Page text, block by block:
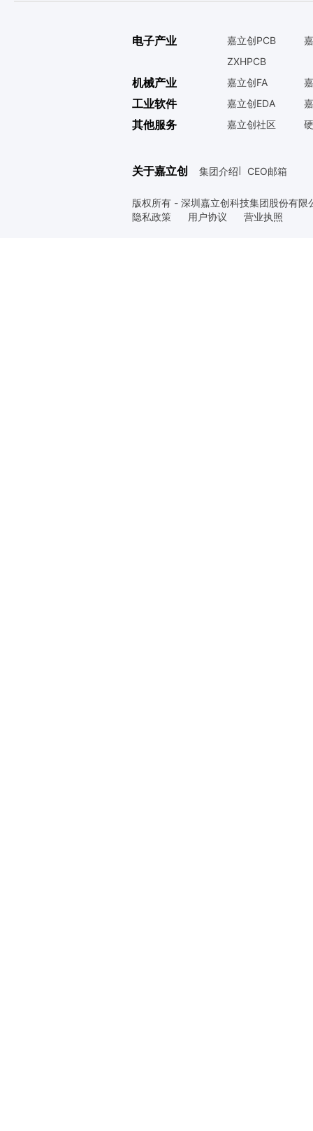
电子产业 嘉立创PCB
ZXHPCB
机械产业 嘉立创FA
工业软件 嘉立创EDA
其他服务 嘉立创社区
关于嘉立创 集团介绍 CEO邮箱
版权所有 - 深圳嘉立创科技集团股份有限
隐私政策
用户协议 营业执照